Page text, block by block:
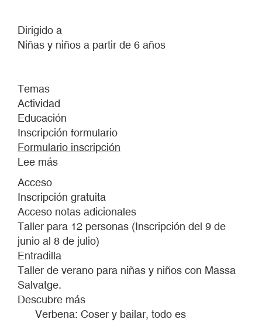
Dirigido a
Niñas y niños a partir de 6 años
Temas
Actividad
Educación
Inscripción formulario
Formulario inscripción
Lee más
ERMITAÑOS
CARACOLAS
Acceso
Inscripción gratuita
Acceso notas adicionales
Taller para 12 personas (Inscripción del 9 de
junio al 8 de julio)
Entradilla
Taller de verano para niñas y niños con Massa
Salvatge.
Descubre más
Verbena: Coser y bailar, todo es